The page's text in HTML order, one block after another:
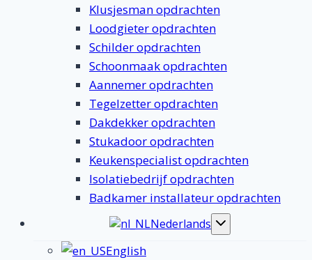
Klusjesman opdrachten
Loodgieter opdrachten
Schilder opdrachten
Schoonmaak opdrachten
Aannemer opdrachten
Tegelzetter opdrachten
Dakdekker opdrachten
Stukadoor opdrachten
Keukenspecialist opdrachten
Isolatiebedrijf opdrachten
Badkamer installateur opdrachten
Nederlands
Toggle
submenu
English